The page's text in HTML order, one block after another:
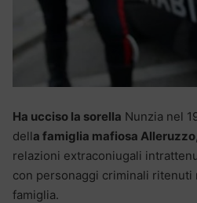
Ha ucciso la sorella Nunzia nel
della famiglia mafiosa Alleruzzo,
relazioni extraconiugali
con personaggi criminali ritenuti
famiglia.